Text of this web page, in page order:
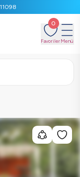
0
FavorilerMenü